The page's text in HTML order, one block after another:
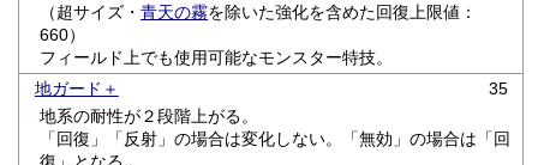
（超サイズ・青天の霧を除いた強化を含めた回復上限値：
660）
フィールド上でも使用可能なモンスター特技。
地ガード＋
35
地系の耐性が２段階上がる。
「回復」「反射」の場合は変化しない。「無効」の場合は「回